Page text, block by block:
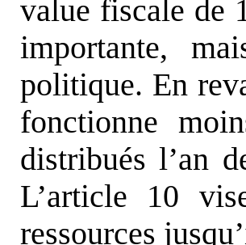
value fiscale de
importante,
politique. En
fonctionne
distribués l’an
L’article 10
ressources